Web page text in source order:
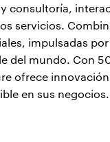
consultoría,
servicios.
impulsadas
del mundo. Con
ofrece
en sus